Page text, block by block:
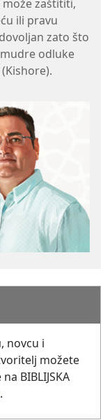
zaštititi,
ili pravu
zato što
odluke
novcu i
možete
BIBLIJSKA
.